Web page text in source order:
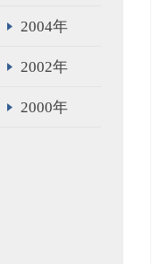
2004年
2002年
2000年